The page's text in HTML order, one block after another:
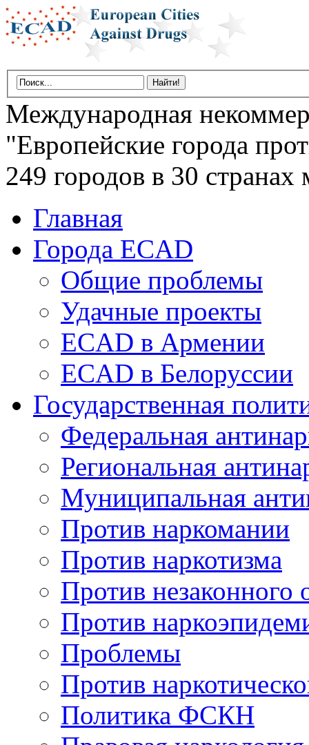
Международная
"Европейские города
249 городов в 30
Главная
Города ECAD
Общие проблемы
Удачные проекты
ECAD в Армении
ECAD в Белоруссии
Государственная
Федеральная
Региональная
Муниципальная
Против наркомании
Против наркотизма
Против незаконного
Против
Проблемы
Против
Политика ФСКН